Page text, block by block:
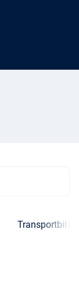
Transportbilar